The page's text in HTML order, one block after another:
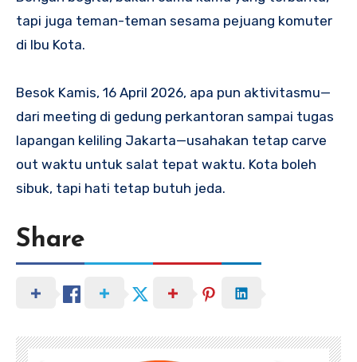
tapi juga teman-teman sesama pejuang komuter
di Ibu Kota.
Besok Kamis, 16 April 2026, apa pun aktivitasmu—
dari meeting di gedung perkantoran sampai tugas
lapangan keliling Jakarta—usahakan tetap carve
out waktu untuk salat tepat waktu. Kota boleh
sibuk, tapi hati tetap butuh jeda.
Share